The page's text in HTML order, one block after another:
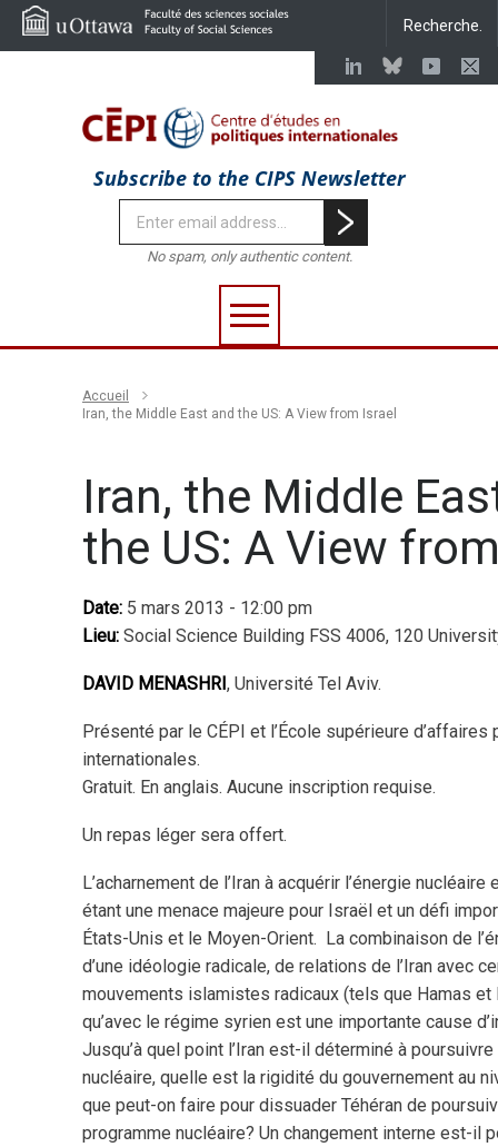
Subscribe to the CIPS Newsletter
No spam, only authentic content.
Accueil
Iran, the Middle East and the US: A View from Israel
Iran, the Middle
the US: A View
Date: 5 mars 2013 - 12:00 pm
Lieu: Social Science Building FSS 4006, 120
DAVID MENASHRI, Université Tel Aviv.
Présenté par le CÉPI et l’École supérieure d’affaires
internationales.
Gratuit. En anglais. Aucune inscription requise.
Un repas léger sera offert.
L’acharnement de l’Iran à acquérir l’énergie
étant une menace majeure pour Israël et un défi
États-Unis et le Moyen-Orient. La combinaison de
d’une idéologie radicale, de relations de l’Iran avec
mouvements islamistes radicaux (tels que Hamas et
qu’avec le régime syrien est une importante cause
Jusqu’à quel point l’Iran est-il déterminé à
nucléaire, quelle est la rigidité du gouvernement au
que peut-on faire pour dissuader Téhéran de
programme nucléaire? Un changement interne est-il